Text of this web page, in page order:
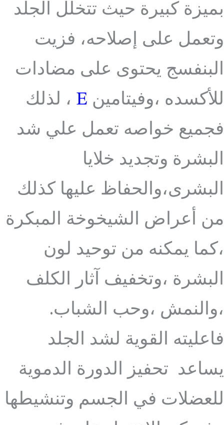
بميزة كبيرة حيث تتخلل الجلد
وتعمل على إصلاحه، فزيت
البنفسج يحتوى على مضادات
للأكسده ،وفيتامين
، لذلك
فجميع خواصه تعمل علي شد
البشرة وتجديد خلايا
البشرى،والحفاظ عليها كذلك
من أعراض الشيخوخة المبكرة
،كما يمكنه من توحيد لون
البشرة ،وتخفيف آثار الكلف
،والنمش ،وحب الشباب.
فاعليته القوية لشد الجلد
يساعد تحفيز الدورة الدموية
للعضلات في الجسم وتنشيطها